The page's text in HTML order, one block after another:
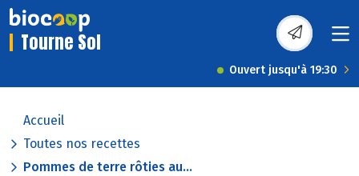
Tourne Sol
Ouvert jusqu'à 19:30
Accueil
Toutes nos recettes
Pommes de terre rôties au...